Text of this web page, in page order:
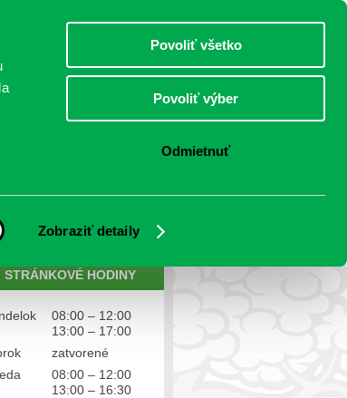
Zobraziť detaily
Povoliť všetko
Povoliť výber
Odmietnuť
osobných údajov
STRÁNKOVÉ HODINY
08:00 – 12:00
13:00 – 17:00
zatvorené
08:00 – 12:00
13:00 – 16:30